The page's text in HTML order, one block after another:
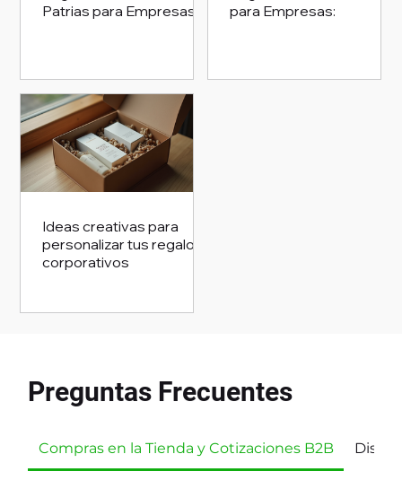
Patrias para Empresas:
para Empresas:
Ideas creativas para
personalizar tus regalos
corporativos
Preguntas Frecuentes
Compras en la Tienda y Cotizaciones B2B